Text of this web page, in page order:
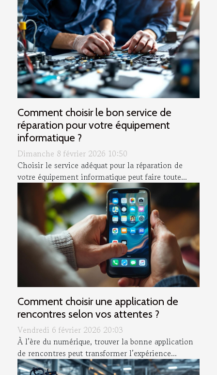
Comment choisir le bon service de
réparation pour votre équipement
informatique ?
Dimanche 8 février 2026 10:50
Choisir le service adéquat pour la réparation de
votre équipement informatique peut faire toute...
Comment choisir une application de
rencontres selon vos attentes ?
Vendredi 6 février 2026 20:03
À l’ère du numérique, trouver la bonne application
de rencontres peut transformer l’expérience...